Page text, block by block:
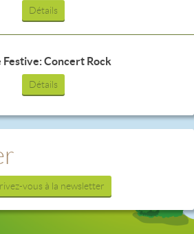
Détails
Festive: Concert Rock
Détails
vous à la newsletter